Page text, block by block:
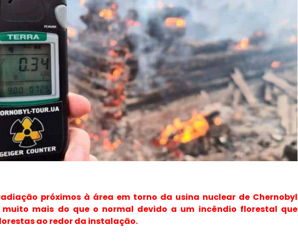
próximos à área em torno da usina nuclear de Chernobyl
mais do que o normal devido a um incêndio florestal que
ao redor da instalação.